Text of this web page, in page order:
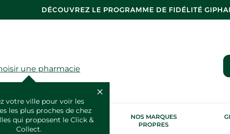
DÉCOUVREZ LE PROGRAMME DE FIDÉLITÉ
une pharmacie
votre ville pour voir les
les plus proches de chez
qui proposent le Click &
Collect.
NOS SERVICES
SANTÉ
NOS MARQUES
PROPRES